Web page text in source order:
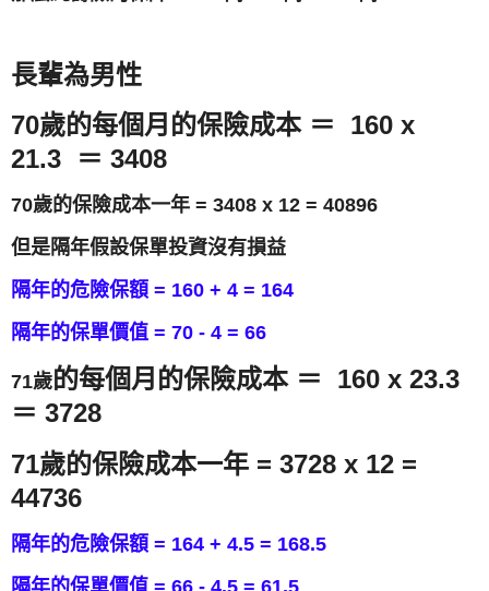
長輩為男性
70歲的每個月的保險成本 ＝ 160 x
21.3 ＝ 3408
70歲的保險成本一年 = 3408 x 12 = 40896
但是隔年假設保單投資沒有損益
隔年的危險保額 = 160 + 4 = 164
隔年的保單價值 = 70 - 4 = 66
71歲的每個月的保險成本 ＝ 160 x 23.3
＝ 3728
71歲的保險成本一年 = 3728 x 12 =
44736
隔年的危險保額 = 164 + 4.5 = 168.5
隔年的保單價值 = 66 - 4.5 = 61.5